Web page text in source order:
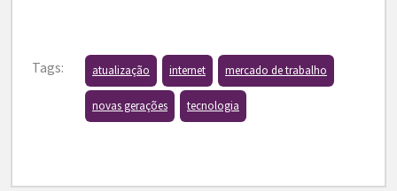
Tags: atualização internet mercado de trabalho
novas gerações tecnologia